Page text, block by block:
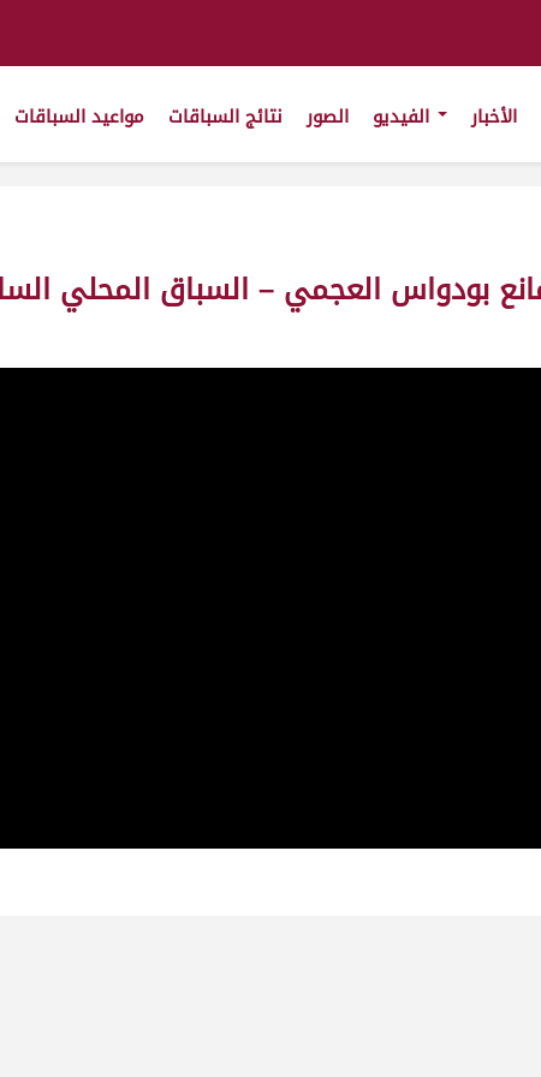
الأخبار الصور نتائج السباقات مواعيد السباقات